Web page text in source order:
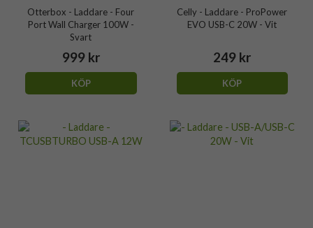
Otterbox - Laddare - Four
Port Wall Charger 100W -
Svart
999 kr
KÖP
Celly - Laddare - ProPower
EVO USB-C 20W - Vit
249 kr
KÖP